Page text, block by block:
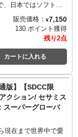
、日本ではソフトと
代に入ってから見る
ようになった、命を
た雪だるまと娘の物
ティ・ザ・スノーマ
クションフィギュア
に登場です。今回
ディーBOXに入った
れたお菓子のように
な仕様。パッケージ
テージデザインのス
ちが描かれていてホ
ズンにディスプレイ
アイテム。
販売価格： ¥7,150
130 ポイント獲得
残り2点
カートに入れる
版】【SDCC限
クション/ セサミス
スーパーグローバ
現在まで世界中で愛